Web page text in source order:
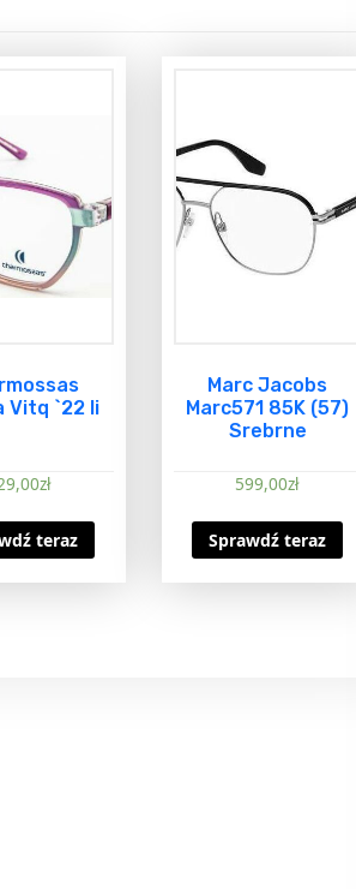
Vitq `22 Ii
zł
teraz
Marc Jacobs
Marc571 85K (57)
Srebrne
599,00zł
Sprawdź teraz